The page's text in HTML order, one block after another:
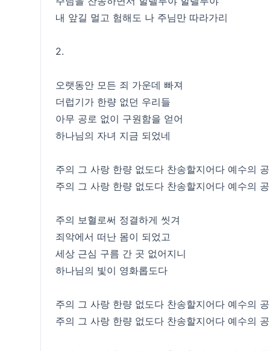
내 앞길 멀고 험해도 나 주님만 따라가리
2.
오랫동안 모든 죄 가운데 빠져
더럽기가 한량 없던 우리들
아무 공로 없이 구원함을 얻어
하나님의 자녀 지금 되었네
주의 그 사랑 한량 없도다 찬송할지어다 예수의
주의 그 사랑 한량 없도다 찬송할지어다 예수의
주의 보혈로써 정결하게 씻겨
죄악에서 떠난 몸이 되었고
세상 근심 구름 간 곳 없어지니
하나님의 빛이 영화롭도다
주의 그 사랑 한량 없도다 찬송할지어다 예수의
주의 그 사랑 한량 없도다 찬송할지어다 예수의